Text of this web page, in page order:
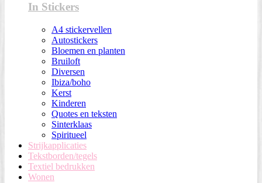
In Stickers
A4 stickervellen
Autostickers
Bloemen en planten
Bruiloft
Diversen
Ibiza/boho
Kerst
Kinderen
Quotes en teksten
Sinterklaas
Spiritueel
Strijkapplicaties
Tekstborden/tegels
Textiel bedrukken
Wonen